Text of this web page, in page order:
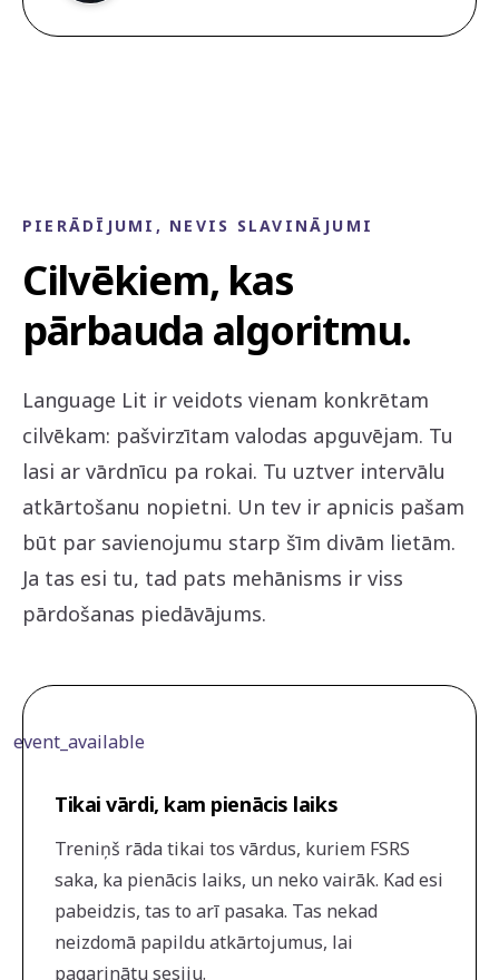
PIERĀDĪJUMI, NEVIS SLAVINĀJUMI
Cilvēkiem, kas
pārbauda algoritmu.
Language Lit ir veidots vienam konkrētam
cilvēkam: pašvirzītam valodas apguvējam. Tu
lasi ar vārdnīcu pa rokai. Tu uztver intervālu
atkārtošanu nopietni. Un tev ir apnicis pašam
būt par savienojumu starp šīm divām lietām.
Ja tas esi tu, tad pats mehānisms ir viss
pārdošanas piedāvājums.
event_available
Tikai vārdi, kam pienācis laiks
Treniņš rāda tikai tos vārdus, kuriem FSRS
saka, ka pienācis laiks, un neko vairāk. Kad esi
pabeidzis, tas to arī pasaka. Tas nekad
neizdomā papildu atkārtojumus, lai
pagarinātu sesiju.